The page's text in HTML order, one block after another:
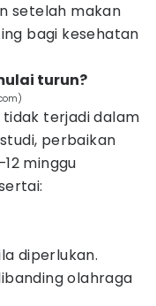
setelah makan
bagi kesehatan
turun?
terjadi dalam
perbaikan
minggu
diperlukan.
olahraga